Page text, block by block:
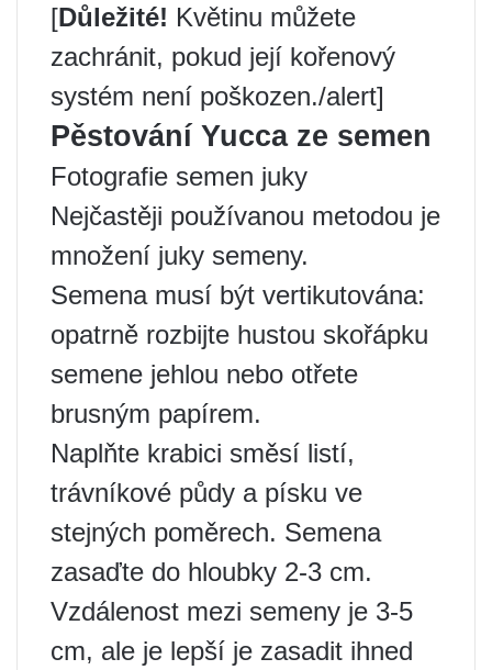
[Důležité! Květinu můžete
zachránit, pokud její kořenový
systém není poškozen./alert]
Pěstování Yucca ze semen
Fotografie semen juky
Nejčastěji používanou metodou je
množení juky semeny.
Semena musí být vertikutována:
opatrně rozbijte hustou skořápku
semene jehlou nebo otřete
brusným papírem.
Naplňte krabici směsí listí,
trávníkové půdy a písku ve
stejných poměrech. Semena
zasaďte do hloubky 2-3 cm.
Vzdálenost mezi semeny je 3-5
cm, ale je lepší je zasadit ihned